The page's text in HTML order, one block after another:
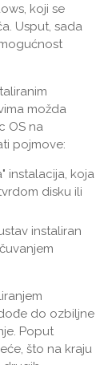
koji se
Usput, sada
možda
OS na
pojmove:
instalacija, koja
disku ili
instaliran
do ozbiljne
Poput
što na kraju